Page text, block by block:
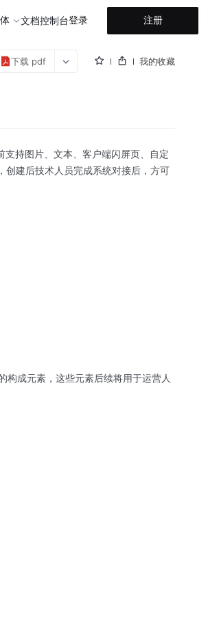
文档控制台登录 注册
下载 pdf 我的收藏
持图片、文本、客户端闪屏页、自定
创建后技术人员完成系统对接后，方可
构成元素，这些元素后续将用于运营人